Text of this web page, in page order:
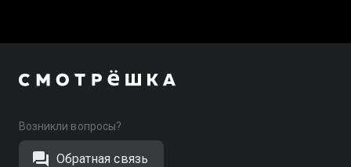
Возникли вопросы?
Обратная связь